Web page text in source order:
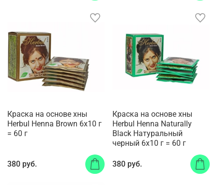
Краска на основе хны
Herbul Henna Brown 6х10 г
= 60 г
380 руб.
Краска на основе хны
Herbul Henna Naturally
Black Натуральный
черный 6х10 г = 60 г
380 руб.